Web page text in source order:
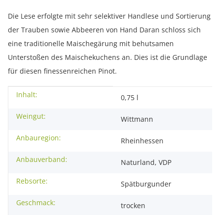
Die Lese erfolgte mit sehr selektiver Handlese und Sortierung
der Trauben sowie Abbeeren von Hand Daran schloss sich
eine traditionelle Maischegärung mit behutsamen
Unterstoßen des Maischekuchens an. Dies ist die Grundlage
für diesen finessenreichen Pinot.
Produkteigenschaft
Wert
Inhalt:
0,75 l
Weingut:
Wittmann
Anbauregion:
Rheinhessen
Anbauverband:
Naturland, VDP
Rebsorte:
Spätburgunder
Geschmack:
trocken